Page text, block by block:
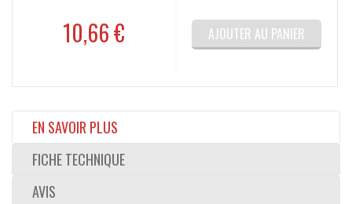
10,66 € AJOUTER AU PANIER
EN SAVOIR PLUS
FICHE TECHNIQUE
AVIS